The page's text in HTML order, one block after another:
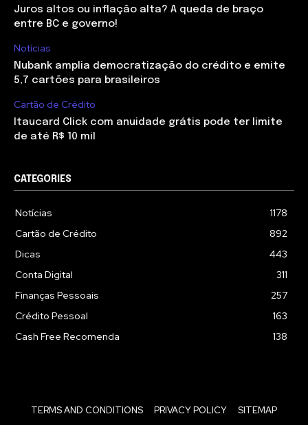
Juros altos ou inflação alta? A queda de braço
entre BC e governo!
Notícias
Nubank amplia democratização do crédito e emite
5,7 cartões para brasileiros
Cartão de Crédito
Itaucard Click com anuidade grátis pode ter limite
de até R$ 10 mil
CATEGORIES
Notícias
1178
Cartão de Crédito
892
Dicas
443
Conta Digital
311
Finanças Pessoais
257
Crédito Pessoal
163
Cash Free Recomenda
138
TERMS AND CONDITIONS PRIVACY POLICY SITEMAP